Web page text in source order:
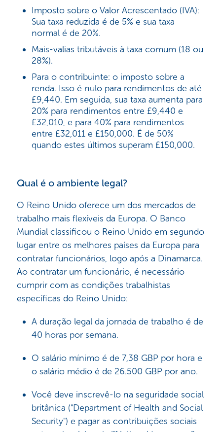
Imposto sobre o Valor Acrescentado (IVA):
Sua taxa reduzida é de 5% e sua taxa
normal é de 20%.
Mais-valias tributáveis à taxa comum (18 ou
28%).
Para o contribuinte: o imposto sobre a
renda. Isso é nulo para rendimentos de até
£9,440. Em seguida, sua taxa aumenta para
20% para rendimentos entre £9,440 e
£32,010, e para 40% para rendimentos
entre £32,011 e £150,000. É de 50%
quando estes últimos superam £150,000.
Qual é o ambiente legal?
O Reino Unido oferece um dos mercados de
trabalho mais flexíveis da Europa. O Banco
Mundial classificou o Reino Unido em segundo
lugar entre os melhores países da Europa para
contratar funcionários, logo após a Dinamarca.
Ao contratar um funcionário, é necessário
cumprir com as condições trabalhistas
específicas do Reino Unido:
A duração legal da jornada de trabalho é de
40 horas por semana.
O salário mínimo é de 7,38 GBP por hora e
o salário médio é de 26.500 GBP por ano.
Você deve inscrevê-lo na seguridade social
britânica ("Department of Health and Social
Security") e pagar as contribuições sociais